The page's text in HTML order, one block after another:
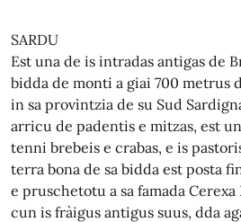
SARDU
Est una de is intradas antigas de
bidda de monti a giai 700 metrus
in sa provìntzia de su Sud
arricu de padentis e mitzas, est
tenni brebeis e crabas, e is
terra bona de sa bidda est posta
e pruschetotu a sa famada Cerexa
cun is fràigus antigus suus, dda